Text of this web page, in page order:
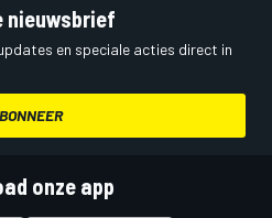
nieuwsbrief
en speciale acties direct in
onze app